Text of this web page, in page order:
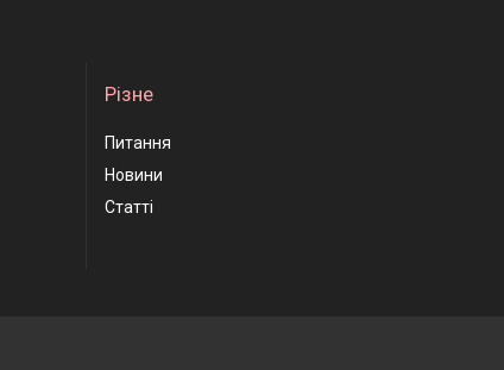
Різне
Питання
Новини
Статті